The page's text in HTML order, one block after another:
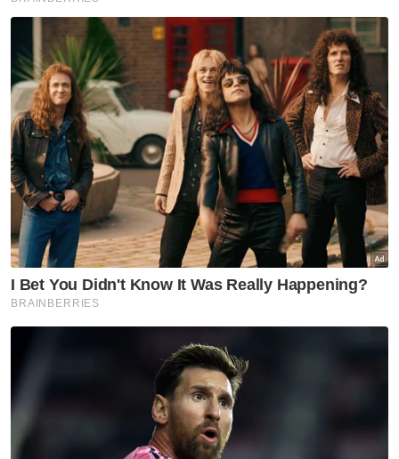
membanggakan pada setiap temasya sukan.
Ahmad Zahid turut menyuarakan harapan
dan keyakinan bahawa Perdana Menteri
Datuk Seri Anwar Ibrahim akan
mengumumkan insentif tambahan bagi
sektor sukan dalam pembentangan
Belanjawan 2024 pada Oktober depan.
Mengikut kadar SHAKAM sedia ada,
pemenang pingat emas di Sukan Olimpik dan
Paralimpik akan menerima RM1 juta,
manakala perak dan gangsa masing-masing
layak mendapat RM300,000 dan RM100,000.
Bagi Sukan Komanwel, Asia dan Para Asia,
pemenang pingat akan mendapat RM80,000
(emas), RM40,000 (perak) dan RM20,000
(gangsa), manakala Sukan SEA dan Para
ASEAN mendapat RM20,000 (emas),